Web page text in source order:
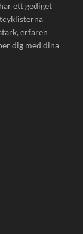
ett gediget
erfaren
dig med dina